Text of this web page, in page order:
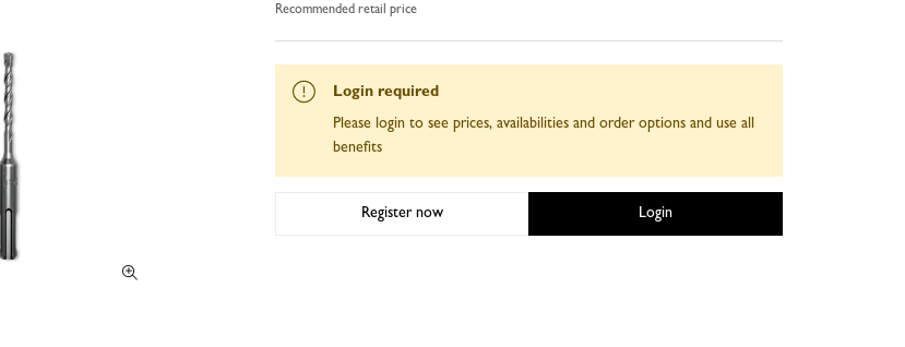
Recommended retail price
Login required
Please login to see prices, availabilities and order options and use all
benefits
Register now Login